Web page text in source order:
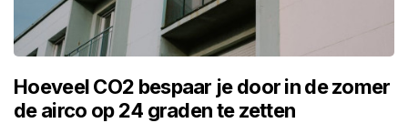
Hoeveel CO2 bespaar je door in de zomer
de airco op 24 graden te zetten